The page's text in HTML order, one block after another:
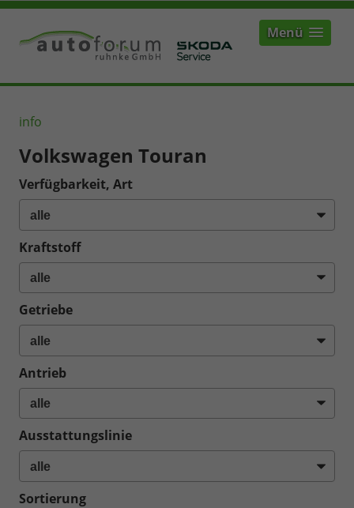
Menü
info
Volkswagen Touran
Verfügbarkeit, Art
Kraftstoff
Getriebe
Antrieb
Ausstattungslinie
Sortierung